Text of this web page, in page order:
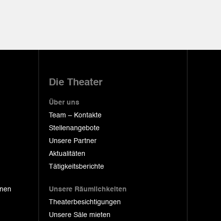
Die Theater
Über uns
Team – Kontakte
Stellenangebote
Unsere Partner
Aktualitäten
Tätigkeitsberichte
Unsere Räumlichkeiten
Theaterbesichtigungen
Unsere Säle mieten